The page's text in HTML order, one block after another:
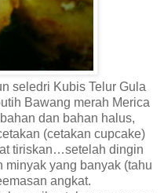
seledri Kubis Telur Gula
Bawang merah Merica
dan bahan halus,
(cetakan cupcake)
tiriskan…setelah dingin
yang banyak (tahu
angkat.